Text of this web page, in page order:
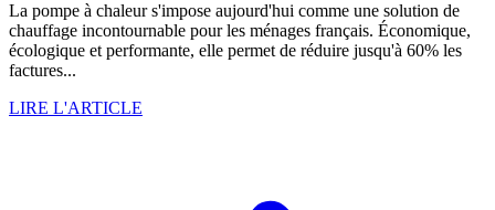
La pompe à chaleur s'impose aujourd'hui comme une solution de
chauffage incontournable pour les ménages français. Économique,
écologique et performante, elle permet de réduire jusqu'à 60% les
factures...
LIRE L'ARTICLE